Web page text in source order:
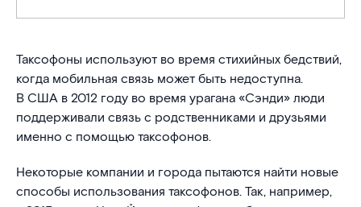
Таксофоны используют во время стихийных бедствий,
когда мобильная связь может быть недоступна.
В США в 2012 году во время урагана «Сэнди» люди
поддерживали связь с родственниками и друзьями
именно с помощью таксофонов.
Некоторые компании и города пытаются найти новые
способы использования таксофонов. Так, например,